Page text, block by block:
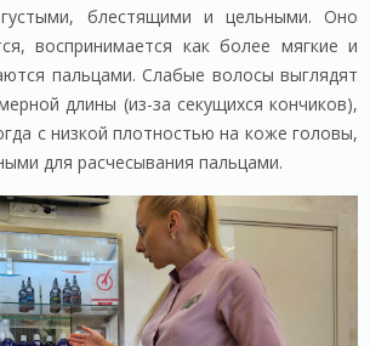
блестящими и цельными. Оно
воспринимается как более мягкие и
пальцами. Слабые волосы выглядят
длины (из-за секущихся кончиков),
с низкой плотностью на коже головы,
для расчесывания пальцами.